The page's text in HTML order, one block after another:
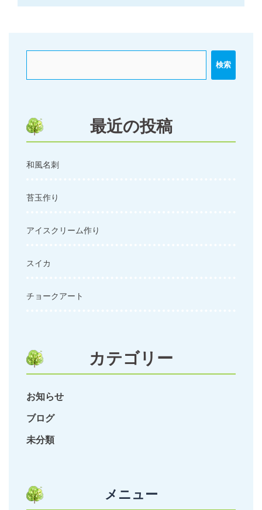
ゲ
ン
検索
最近の投稿
和風名刺
苔玉作り
アイスクリーム作り
スイカ
チョークアート
カテゴリー
お知らせ
ブログ
未分類
メニュー